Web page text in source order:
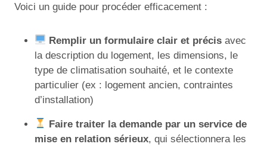
Voici un guide pour procéder efficacement :
Remplir un formulaire clair et précis avec
la description du logement, les dimensions, le
type de climatisation souhaité, et le contexte
particulier (ex : logement ancien, contraintes
d’installation)
Faire traiter la demande par un service de
mise en relation sérieux, qui sélectionnera les